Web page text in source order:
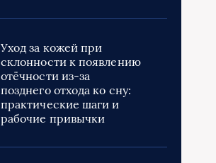
Уход за кожей при
склонности к появлению
отёчности из‑за
позднего отхода ко сну:
практические шаги и
рабочие привычки